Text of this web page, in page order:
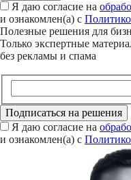
Я даю согласие на
и ознакомлен(а) с
Полезные решения для
Только экспертные
без рекламы и спама
Пoдписаться нa решeния
Я даю согласие на
и ознакомлен(а) с